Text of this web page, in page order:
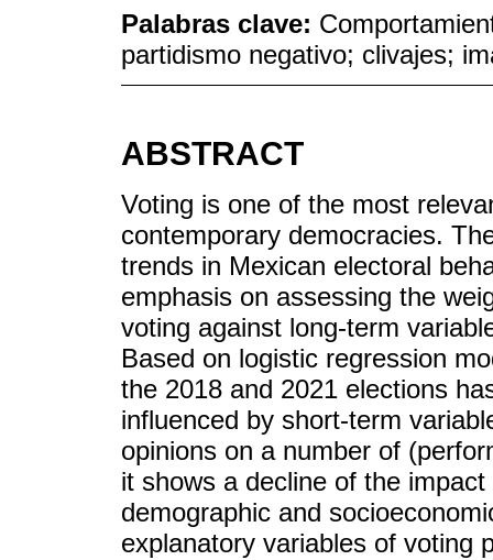
Palabras clave:
partidismo negativo; clivajes;
ABSTRACT
Voting is one of the most
contemporary democracies.
trends in Mexican electoral
emphasis on assessing the
voting against long-term
Based on logistic regression
the 2018 and 2021 elections
influenced by short-term
opinions on a number of
it shows a decline of the
demographic and
explanatory variables of voting